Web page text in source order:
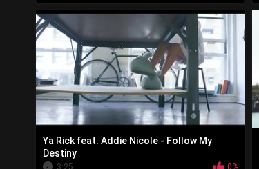
Ya Rick feat. Addie Nicole - Follow My
Destiny
3:25 0%